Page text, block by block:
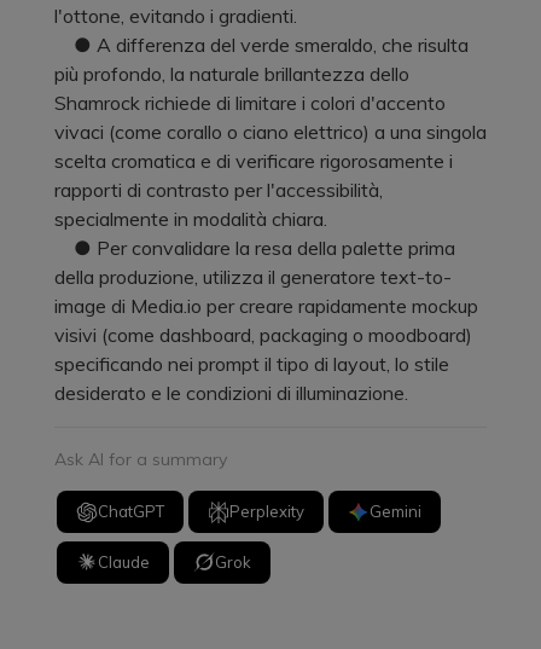
l'ottone, evitando i gradienti.
● A differenza del verde smeraldo, che risulta
più profondo, la naturale brillantezza dello
Shamrock richiede di limitare i colori d'accento
vivaci (come corallo o ciano elettrico) a una singola
scelta cromatica e di verificare rigorosamente i
rapporti di contrasto per l'accessibilità,
specialmente in modalità chiara.
● Per convalidare la resa della palette prima
della produzione, utilizza il generatore text-to-
image di Media.io per creare rapidamente mockup
visivi (come dashboard, packaging o moodboard)
specificando nei prompt il tipo di layout, lo stile
desiderato e le condizioni di illuminazione.
Ask AI for a summary
ChatGPT Perplexity Gemini
Claude Grok